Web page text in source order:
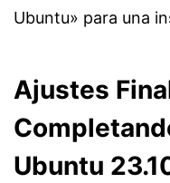
Ubuntu» para una
Ajustes
Ubuntu